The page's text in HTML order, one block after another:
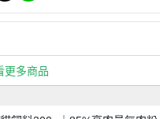
更多商品